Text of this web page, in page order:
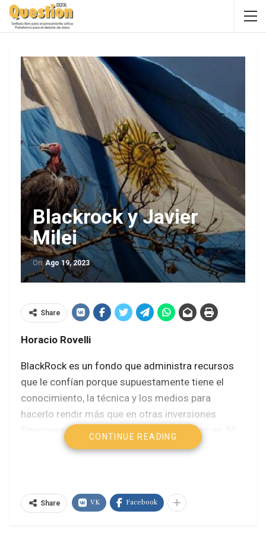
Blackrock y Javier
Milei
OnAgo 19, 2023
Share
Horacio Rovelli
BlackRock es un fondo que administra recursos
que le confían porque supuestamente tiene el
conocimiento, la técnica y los medios para
hacerlo rendir más que en otras inversiones
financieras. Emplea unas 14.000 personas en 30
países donde tiene oficinas que venden productos
siete billones de dólares (14,5 veces más que
nuestro PIB).
CONTINUE READING
Share VK Facebook